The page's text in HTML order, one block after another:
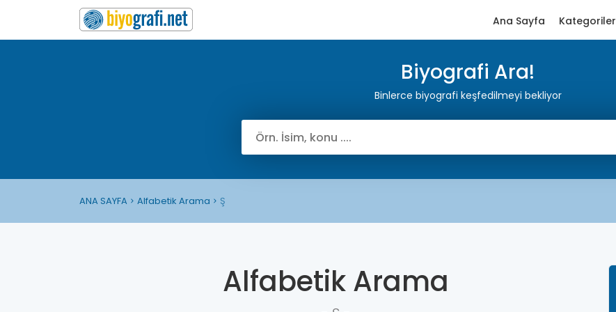
Ana Sayfa Kategoriler
Biyografi Ara!
Binlerce biyografi keşfedilmeyi bekliyor
ANA SAYFA Alfabetik Arama Ş
Alfabetik Arama